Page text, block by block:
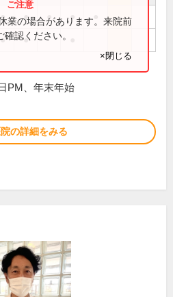
● ● ● ●
● ●
業の場合があります。来院前
認ください。
×閉じる
PM、年末年始
の詳細をみる